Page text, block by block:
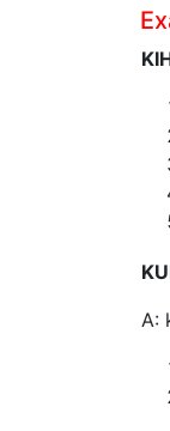
A: